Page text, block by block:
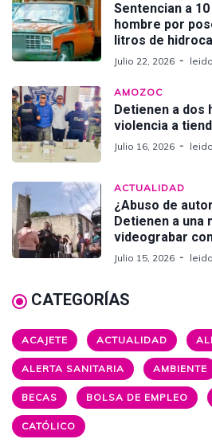
Sentencian a
hombre por
litros de
Julio 22, 2026
AMOZOC
Detienen a dos
violencia a
Julio 16, 2026
ACTUALIDAD
¿Abuso de
Detienen a una
videograbar
Julio 15, 2026
CATEGORÍAS
ACAJETE ACTUALIDAD
ALERTA SANITARIA AMBIENTE
BECAS BOLSA DE EMPLEO
CATÓLICO